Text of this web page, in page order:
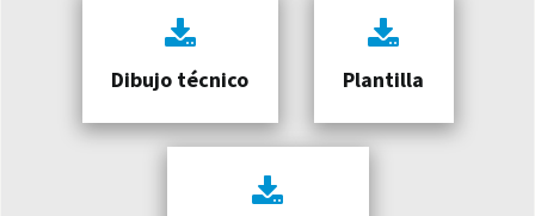
Dibujo técnico Plantilla